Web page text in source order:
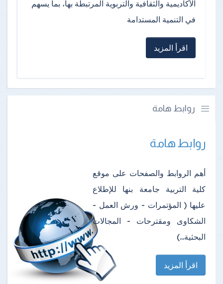
الأكاديمية والثقافية والتربوية المرتبطة بها، بما يسهم
في التنمية المستدامة
اقرأ المزيد
روابط هامة
روابط هامة
أهم الروابط والصفحات على موقع
كلية التربية جامعة بنها للإطلاع
عليها ( المؤتمرات - ورش العمل -
الشكاوى ومقترحات - المجالات
البحثية...)
اقرأ المزيد